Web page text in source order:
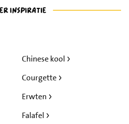
Chinese kool
Courgette
Erwten
Falafel